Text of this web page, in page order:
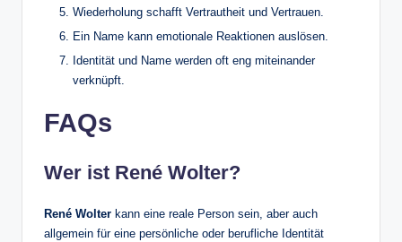
Wiederholung schafft Vertrautheit und Vertrauen.
Ein Name kann emotionale Reaktionen auslösen.
Identität und Name werden oft eng miteinander
verknüpft.
FAQs
Wer ist René Wolter?
René Wolter kann eine reale Person sein, aber auch
allgemein für eine persönliche oder berufliche Identität